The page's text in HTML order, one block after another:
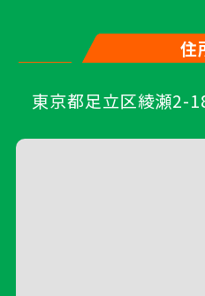
住
東京都足立区綾瀬2-